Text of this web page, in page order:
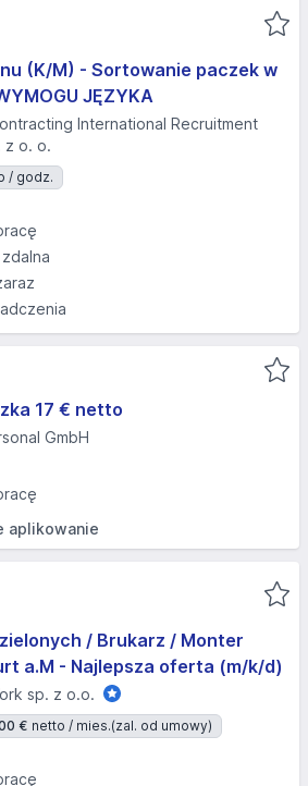
(K/M) - Sortowanie paczek w
JĘZYKA
International Recruitment
z o. o.
/ godz.
17 € netto
GmbH
aplikowanie
/ Brukarz / Monter
a.M - Najlepsza oferta (m/k/d)
sp. z o.o.
€ netto / mies.(zal. od umowy)